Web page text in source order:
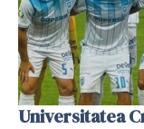
Universitatea